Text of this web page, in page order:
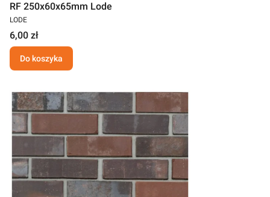
RF 250x60x65mm Lode
LODE
6,00 zł
Do koszyka